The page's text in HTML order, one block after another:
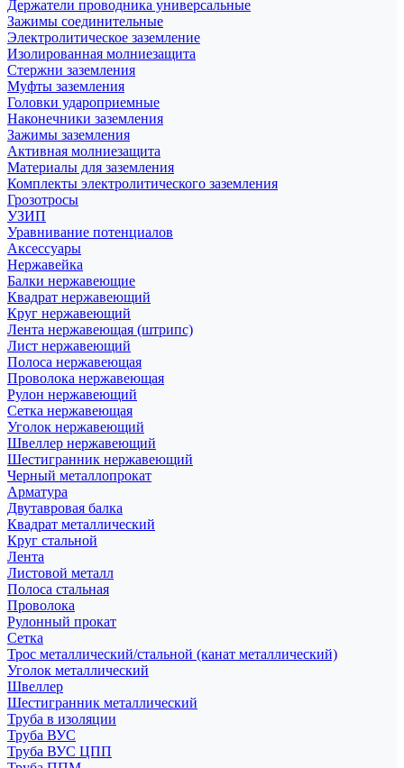
Держатели проводника универсальные
Зажимы соединительные
Электролитическое заземление
Изолированная молниезащита
Стержни заземления
Муфты заземления
Головки удароприемные
Наконечники заземления
Зажимы заземления
Активная молниезащита
Материалы для заземления
Комплекты электролитического заземления
Грозотросы
УЗИП
Уравнивание потенциалов
Аксессуары
Нержавейка
Балки нержавеющие
Квадрат нержавеющий
Круг нержавеющий
Лента нержавеющая (штрипс)
Лист нержавеющий
Полоса нержавеющая
Проволока нержавеющая
Рулон нержавеющий
Сетка нержавеющая
Уголок нержавеющий
Швеллер нержавеющий
Шестигранник нержавеющий
Черный металлопрокат
Арматура
Двутавровая балка
Квадрат металлический
Круг стальной
Лента
Листовой металл
Полоса стальная
Проволока
Рулонный прокат
Сетка
Трос металлический/стальной (канат металлический)
Уголок металлический
Швеллер
Шестигранник металлический
Труба в изоляции
Труба ВУС
Труба ВУС ЦПП